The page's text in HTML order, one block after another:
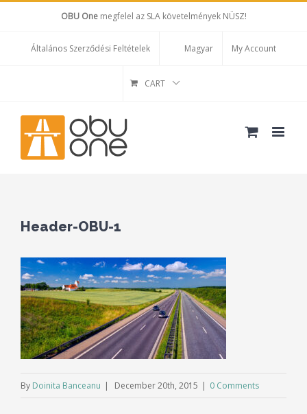
OBU Onemegfelel az SLA követelmények NÜSZ!
Általános Szerződési Feltételek Magyar My Account
CART
Header-OBU-1
By Doinita Banceanu | December 20th, 2015 | 0 Comments